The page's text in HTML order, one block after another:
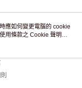
應如何變更電腦的 cookie
用條款之 Cookie 聲明使